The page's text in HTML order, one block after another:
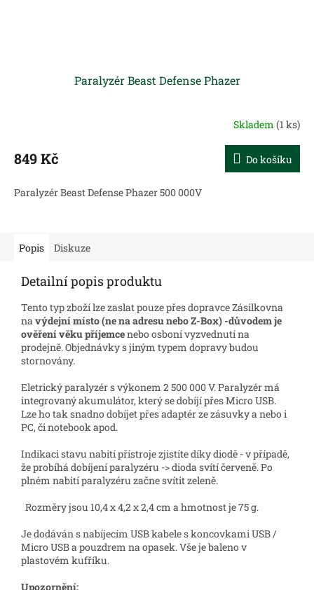
Paralyzér Beast Defense Phazer
Skladem (1 ks)
849 Kč Do košíku
Paralyzér Beast Defense Phazer 500 000V
Popis Diskuze
Detailní popis produktu
Tento typ zboží lze zaslat pouze přes dopravce Zásilkovna
navýdejní místo (ne na adresu nebo Z-Box) -důvodem je
ověření věku příjemcenebo osboní vyzvednutí na
prodejně. Objednávky s jiným typem dopravy budou
stornovány.
Eletrický paralyzér s výkonem 2 500 000 V. Paralyzér má
integrovaný akumulátor, který se dobíjí přes Micro USB.
Lze ho tak snadno dobíjet přes adaptér ze zásuvky a nebo i
PC, či notebook apod.
Indikaci stavu nabití přístroje zjistíte díky diodě - v případě,
že probíhá dobíjení paralyzéru -> dioda svítí červeně. Po
plném nabití paralyzéru začne svítit zeleně.
Rozměry jsou 10,4 x 4,2 x 2,4 cm a hmotnost je 75 g.
Je dodáván s nabíjecím USB kabele s koncovkami USB /
Micro USB a pouzdrem na opasek. Vše je baleno v
plastovém kufříku.
Upozornění: